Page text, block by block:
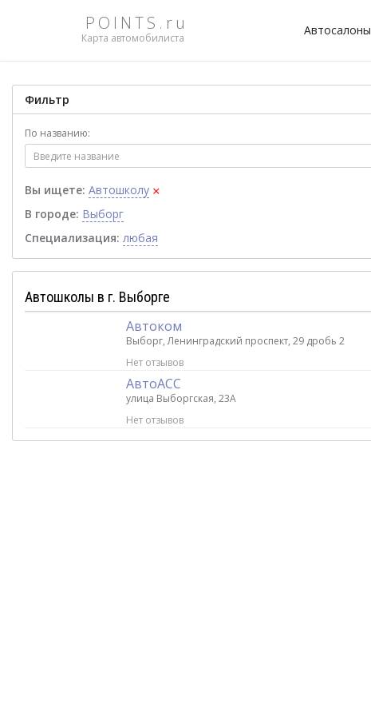
POINTS.ru
Карта автомобилиста
Автосалоны
Фильтр
По названию:
Вы ищете: Автошколу ×
В городе: Выборг
Специализация: любая
Автошколы в г. Выборге
Автоком
Выборг, Ленинградский проспект, 29 дробь 2
Нет отзывов
АвтоАСС
улица Выборгская, 23А
Нет отзывов